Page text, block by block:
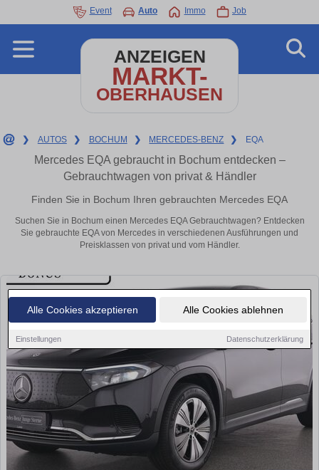
Alle Cookies akzeptieren Alle Cookies ablehnen
Einstellungen Datenschutzerklärung
Event Auto Immo Job
ANZEIGEN
MARKT-
OBERHAUSEN
❯ AUTOS ❯ BOCHUM ❯ MERCEDES-BENZ ❯ EQA
Mercedes EQA gebraucht in Bochum entdecken –
Gebrauchtwagen von privat & Händler
Finden Sie in Bochum Ihren gebrauchten Mercedes EQA
Suchen Sie in Bochum einen Mercedes EQA Gebrauchtwagen? Entdecken
Sie gebrauchte EQA von Mercedes in verschiedenen Ausführungen und
Preisklassen von privat und vom Händler.